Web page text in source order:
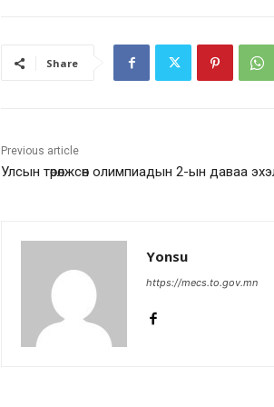
Share
Previous article
Улсын төрөлжсөн олимпиадын 2-ын даваа
Yonsu
https://mecs.to.gov.mn